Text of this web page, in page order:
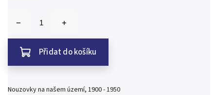
Přidat do košíku
Nouzovky na našem území, 1900 - 1950